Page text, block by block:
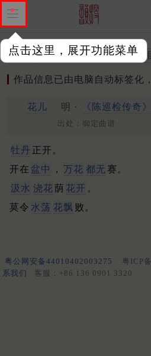
点击这里，展开功能菜单
作品 标注四声 出处、引用
作品信息已由电脑自动标签化
花儿 明 · 《陈巡检传奇》
出处：御定曲谱
牡丹 正开。
开在 盆中 ， 万花 都无 赛。
汲水 浇花荫 花开 。
莫令 水荡 花飘 败。
粤公网安备44010402003275 粤ICP
系我们
客服：+86 136 0901 3320